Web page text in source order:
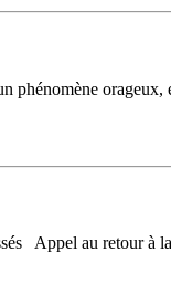
phénomène orageux,
Appel au retour à la